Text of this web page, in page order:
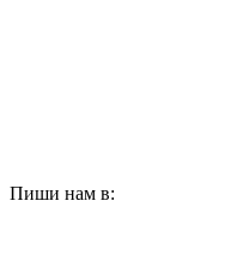
Пиши нам в: